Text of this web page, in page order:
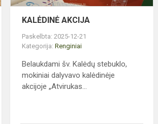
KALĖDINĖ AKCIJA
Paskelbta: 2025-12-21
Kategorija:Renginiai
Belaukdami šv. Kalėdų stebuklo,
mokiniai dalyvavo kalėdinėje
akcijoje „Atvirukas...